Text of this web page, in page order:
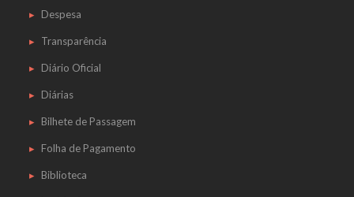
Despesa
Transparência
Diário Oficial
Diárias
Bilhete de Passagem
Folha de Pagamento
Biblioteca